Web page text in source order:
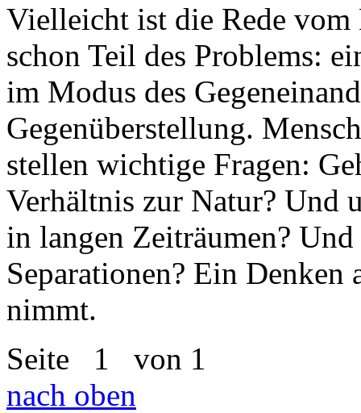
Vielleicht ist die Rede
schon Teil des Problems:
im Modus des
Gegenüberstellung.
stellen wichtige Fragen:
Verhältnis zur Natur? Und
in langen Zeiträumen?
Separationen? Ein
nimmt.
Seite 1 von 1
nach oben